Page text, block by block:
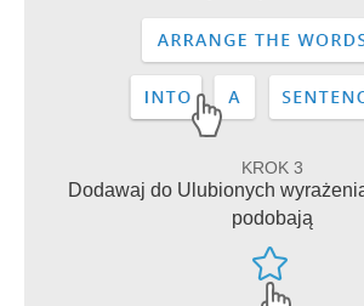
KROK 3
Dodawaj do Ulubionych
podobają